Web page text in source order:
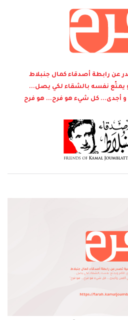
عن رابطة أصدقاء كمال جنبلاط
نفسه بالشقاء لكي يصل...
و أجدى... كل شيء هو فرح... هو فرح